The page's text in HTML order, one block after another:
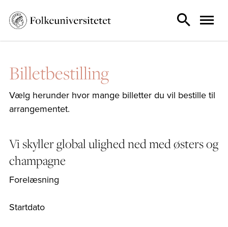
Billetbestilling
Vælg herunder hvor mange billetter du vil bestille til
arrangementet.
Vi skyller global ulighed ned med østers og
champagne
Forelæsning
Startdato